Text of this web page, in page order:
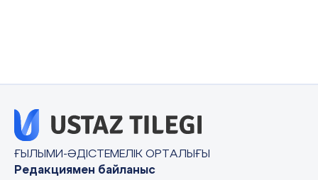
ҒЫЛЫМИ-ӘДІСТЕМЕЛІК ОРТАЛЫҒЫ
Редакциямен байланыс